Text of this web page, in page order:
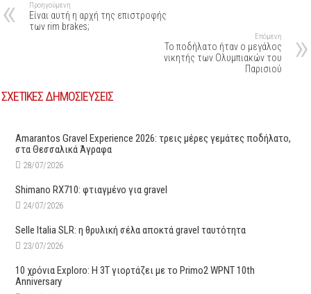
Προηγούμενη
Είναι αυτή η αρχή της επιστροφής
των rim brakes;
Επόμενη
To ποδήλατο ήταν ο μεγάλος
νικητής των Ολυμπιακών του
Παρισιού
ΣΧΕΤΙΚΕΣ ΔΗΜΟΣΙΕΥΣΕΙΣ
Amarantos Gravel Experience 2026: τρεις μέρες γεμάτες ποδήλατο,
στα Θεσσαλικά Άγραφα
28/07/2026
Shimano RX710: φτιαγμένο για gravel
24/07/2026
Selle Italia SLR: η θρυλική σέλα αποκτά gravel ταυτότητα
23/07/2026
10 χρόνια Exploro: Η 3T γιορτάζει με το Primo2 WPNT 10th
Anniversary